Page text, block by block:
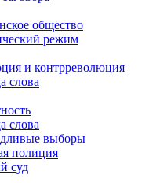
общество
режим
и контрреволюция
слова
слова
выборы
полиция
суд